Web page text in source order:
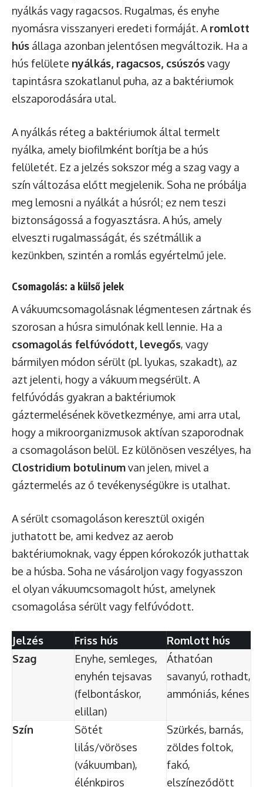
nyálkás vagy ragacsos. Rugalmas, és enyhe
nyomásra visszanyeri eredeti formáját. A romlott
hús állaga azonban jelentősen megváltozik. Ha a
hús felülete nyálkás, ragacsos, csúszósvagy
tapintásra szokatlanul puha, az a baktériumok
elszaporodására utal.
A nyálkás réteg a baktériumok által termelt
nyálka, amely biofilmként borítja be a hús
felületét. Ez a jelzés sokszor még a szag vagy a
szín változása előtt megjelenik. Soha ne próbálja
meg lemosni a nyálkát a húsról; ez nem teszi
biztonságossá a fogyasztásra. A hús, amely
elveszti rugalmasságát, és szétmállik a
kezünkben, szintén a romlás egyértelmű jele.
Csomagolás: a külső jelek
A vákuumcsomagolásnak légmentesen zártnak és
szorosan a húsra simulónak kell lennie. Ha a
csomagolás felfúvódott, levegős, vagy
bármilyen módon sérült (pl. lyukas, szakadt), az
azt jelenti, hogy a vákuum megsérült. A
felfúvódás gyakran a baktériumok
gáztermelésének következménye, ami arra utal,
hogy a mikroorganizmusok aktívan szaporodnak
a csomagoláson belül. Ez különösen veszélyes, ha
Clostridium botulinumvan jelen, mivel a
gáztermelés az ő tevékenységükre is utalhat.
A sérült csomagoláson keresztül oxigén
juthatott be, ami kedvez az aerob
baktériumoknak, vagy éppen kórokozók juthattak
be a húsba. Soha ne vásároljon vagy fogyasszon
el olyan vákuumcsomagolt húst, amelynek
csomagolása sérült vagy felfúvódott.
Jelzés Friss hús
Romlott hús
Szag
Enyhe, semleges,
enyhén tejsavas
(felbontáskor,
elillan)
Áthatóan
savanyú, rothadt,
ammóniás, kénes
Szín
Sötét
lilás/vöröses
(vákuumban),
élénkpiros
Szürkés, barnás,
zöldes foltok,
fakó,
elszíneződött